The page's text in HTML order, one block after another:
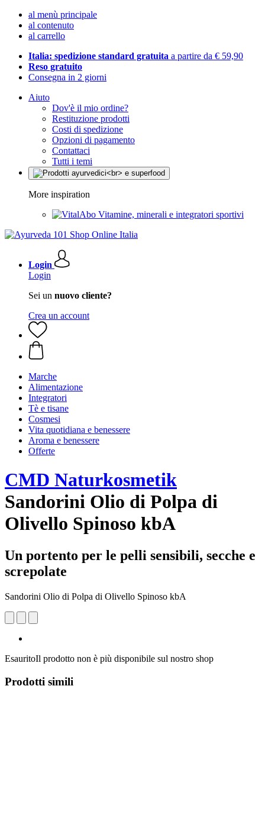
al menù principale
al contenuto
al carrello
Italia: spedizione standard gratuita a partire da € 59,90
Reso gratuito
Consegna in 2 giorni
Aiuto
Dov'è il mio ordine?
Restituzione prodotti
Costi di spedizione
Opzioni di pagamento
Contattaci
Tutti i temi
More inspiration
Vitamine, minerali e integratori sportivi
Login
Login
Sei un nuovo cliente?
Crea un account
Marche
Alimentazione
Integratori
Tè e tisane
Cosmesi
Vita quotidiana e benessere
Aroma e benessere
Offerte
CMD Naturkosmetik
Sandorini Olio di Polpa di
Olivello Spinoso kbA
Un portento per le pelli sensibili, secche e
screpolate
Sandorini Olio di Polpa di Olivello Spinoso kbA
EsauritoIl prodotto non è più disponibile sul nostro shop
Prodotti simili